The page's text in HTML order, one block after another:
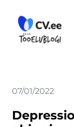
content
07/01/2022